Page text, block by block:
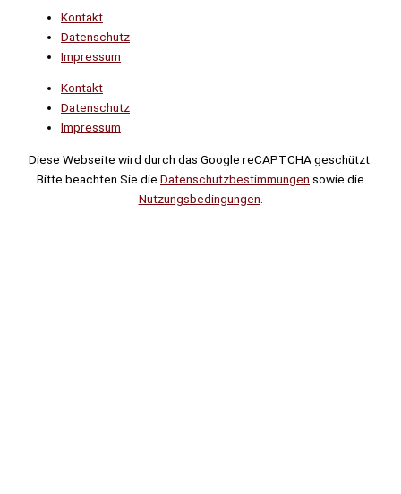
Kontakt
Datenschutz
Impressum
Kontakt
Datenschutz
Impressum
Diese Webseite wird durch das Google reCAPTCHA geschützt.
Bitte beachten Sie die Datenschutzbestimmungen sowie die
Nutzungsbedingungen